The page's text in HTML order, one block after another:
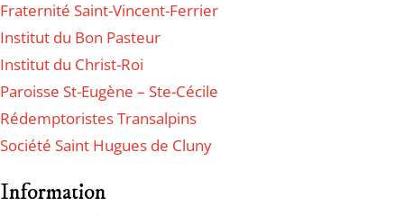
Fraternité Saint-Vincent-Ferrier
Institut du Bon Pasteur
Institut du Christ-Roi
Paroisse St-Eugène – Ste-Cécile
Rédemptoristes Transalpins
Société Saint Hugues de Cluny
Information